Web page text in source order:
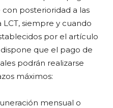
posterioridad a las
siempre y cuando
por el artículo
que el pago de
podrán realizarse
máximos:
mensual o